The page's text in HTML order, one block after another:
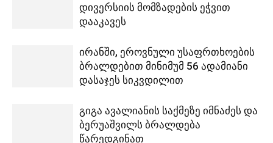
დივერსიის მომზადების ეჭვით
დააკავეს
ირანში, ეროვნული უსაფრთხოების
ბრალდებით მინიმუმ 56 ადამიანი
დასაჯეს სიკვდილით
გიგა ავალიანის საქმეზე იმნაძეს და
ბერუაშვილს ბრალდება
წარედგინათ